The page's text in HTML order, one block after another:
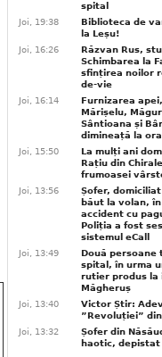
spital
Joi, 19:38
Biblioteca de
la Leșu!
Joi, 16:26
Răzvan Rus,
Schimbarea la
sfințirea noilor
de-vie
Joi, 16:14
Furnizarea
Mărișelu,
Sântioana și
dimineață la
Joi, 15:50
La mulți ani
Rațiu din
frumoasei
Joi, 13:56
Șofer,
băut la volan,
accident cu
Poliția a fost
sistemul eCall
Joi, 13:49
Două
spital, în urma
rutier produs la
Măgheruș
Joi, 13:40
Victor Știr:
”Revoluției”
Joi, 13:32
Șofer din
haotic,